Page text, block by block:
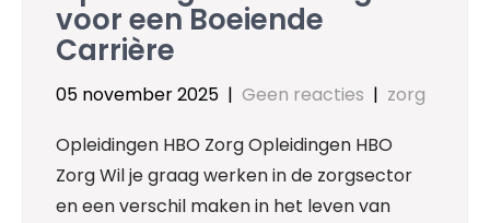
voor een Boeiende
Carrière
05 november 2025 | Geen reacties | zorg
Opleidingen HBO Zorg Opleidingen HBO
Zorg Wil je graag werken in de zorgsector
en een verschil maken in het leven van